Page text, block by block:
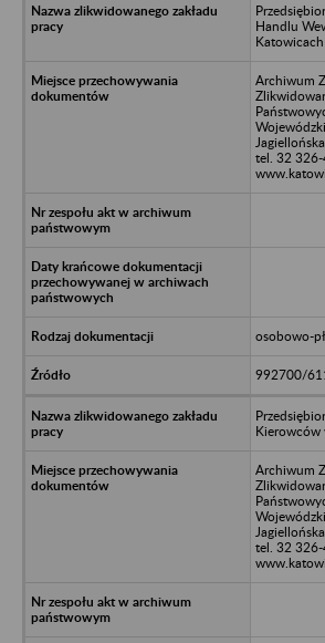
Handlu
Archiwum
tel. 32
osobowo-
992700/
Kierowców
Archiwum
tel. 32